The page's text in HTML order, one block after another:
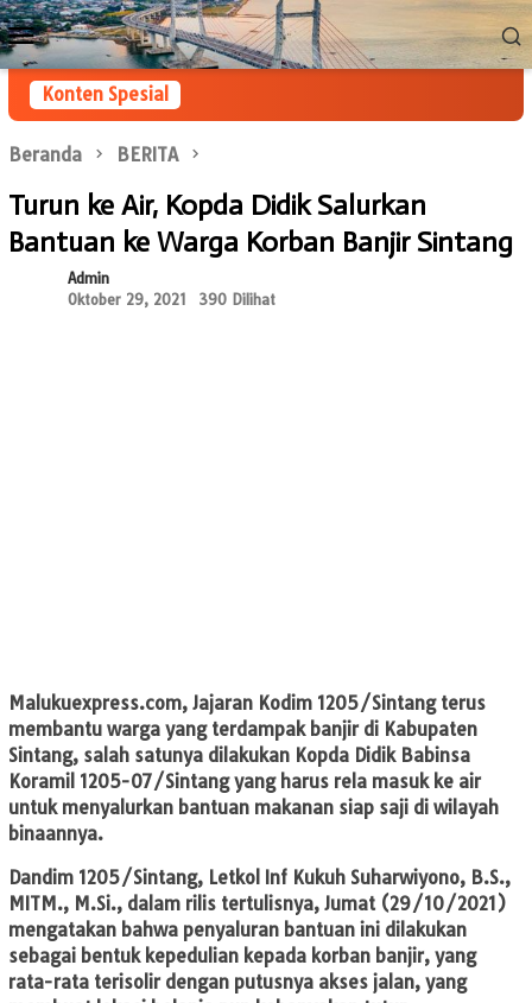
Loncat
ke
konten
Menu
Mobile
Konten Spesial
Beranda BERITA
Turun ke Air, Kopda Didik Salurkan
Bantuan ke Warga Korban Banjir Sintang
Admin
Oktober 29, 2021
390 Dilihat
Malukuexpress.com, Jajaran Kodim 1205/Sintang terus
membantu warga yang terdampak banjir di Kabupaten
Sintang, salah satunya dilakukan Kopda Didik Babinsa
Koramil 1205-07/Sintang yang harus rela masuk ke air
untuk menyalurkan bantuan makanan siap saji di wilayah
binaannya.
Dandim 1205/Sintang, Letkol Inf Kukuh Suharwiyono, B.S.,
MITM., M.Si., dalam rilis tertulisnya, Jumat (29/10/2021)
mengatakan bahwa penyaluran bantuan ini dilakukan
sebagai bentuk kepedulian kepada korban banjir, yang
rata-rata terisolir dengan putusnya akses jalan, yang